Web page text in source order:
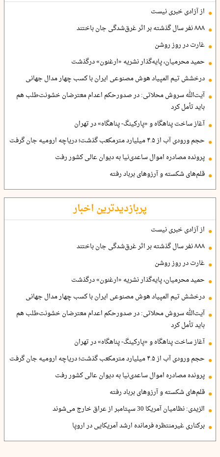
از آزادی خبری نیست
۸۸۸ نفر سال گذشته بر اثر غرق‌شدگی جان باختند
غارت در روز روشن
حمید محرمیان، پایه‌گذار نشریه «ارغنون» درگذشت
درخشش تیم المپیاد هوش مصنوعی ایران با کسب چهار مدال جهانی
آیت‌الله سروش محلاتی: در صدورحکم اعدام معترضان خشونت‌طلب هم
باید تأمل کرد
آغاز ساخت پناهگاه و «پارکینگ- پناهگاه» در تهران
حجم ورودی آب از ۴.۵ میلیارد مترمکعب گذشت؛ دریاچه ارومیه جان گرفت
پرونده مصادره اموال ساعدی‌نیا به دیوان عالی کشور رفت
قلم‌های شکسته و آرزوهای برباد رفته
پربازدیدترین اخبار
از آزادی خبری نیست
۸۸۸ نفر سال گذشته بر اثر غرق‌شدگی جان باختند
غارت در روز روشن
حمید محرمیان، پایه‌گذار نشریه «ارغنون» درگذشت
درخشش تیم المپیاد هوش مصنوعی ایران با کسب چهار مدال جهانی
آیت‌الله سروش محلاتی: در صدورحکم اعدام معترضان خشونت‌طلب هم
باید تأمل کرد
آغاز ساخت پناهگاه و «پارکینگ- پناهگاه» در تهران
حجم ورودی آب از ۴.۵ میلیارد مترمکعب گذشت؛ دریاچه ارومیه جان گرفت
پرونده مصادره اموال ساعدی‌نیا به دیوان عالی کشور رفت
قلم‌های شکسته و آرزوهای برباد رفته
الزیدی: نظامیان آمریکا 30 سپتامبر از عراق خارج می‌شوند
برکناری غیرمنتظره فرمانده ارشد آمریکایی در اروپا